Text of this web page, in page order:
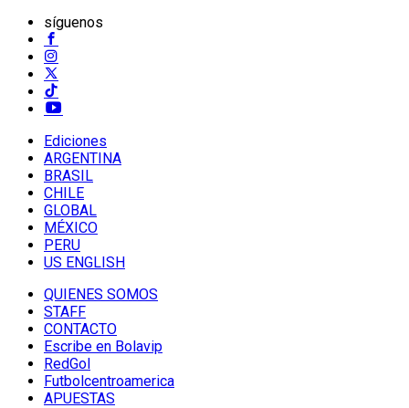
síguenos
Ediciones
ARGENTINA
BRASIL
CHILE
GLOBAL
MÉXICO
PERU
US ENGLISH
QUIENES SOMOS
STAFF
CONTACTO
Escribe en Bolavip
RedGol
Futbolcentroamerica
APUESTAS